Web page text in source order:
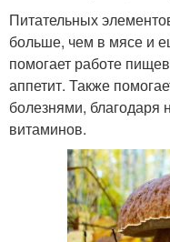
Питательных
больше, чем в мясе и
помогает работе
аппетит. Также
болезнями, благодаря
витаминов.